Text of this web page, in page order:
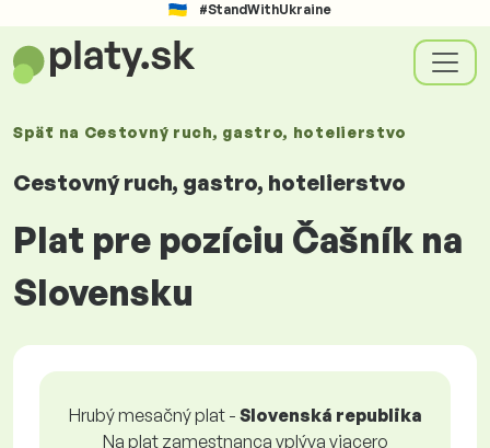
#StandWithUkraine
Späť na Cestovný ruch, gastro, hotelierstvo
Cestovný ruch, gastro, hotelierstvo
Plat pre pozíciu Čašník na
Slovensku
Hrubý mesačný plat - Slovenská republika
Na plat zamestnanca vplýva viacero